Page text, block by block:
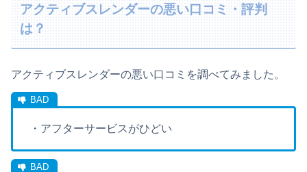
アクティブスレンダーの悪い口コミ・評判
は？
アクティブスレンダーの悪い口コミを調べてみました。
・アフターサービスがひどい